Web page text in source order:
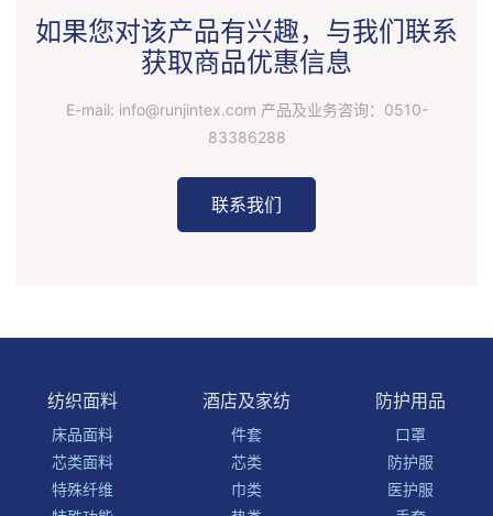
如果您对该产品有兴趣，与我们联系
获取商品优惠信息
E-mail: info@runjintex.com 产品及业务咨询： 0510-
83386288
联系我们
纺织面料
床品面料
芯类面料
特殊纤维
酒店及家纺
件套
芯类
巾类
防护用品
口罩
防护服
医护服